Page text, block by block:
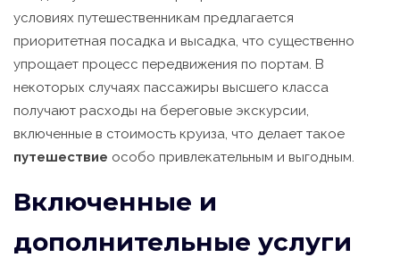
условиях путешественникам предлагается
приоритетная посадка и высадка, что существенно
упрощает процесс передвижения по портам. В
некоторых случаях пассажиры высшего класса
получают расходы на береговые экскурсии,
включенные в стоимость круиза, что делает такое
путешествие особо привлекательным и выгодным.
Включенные и
дополнительные услуги